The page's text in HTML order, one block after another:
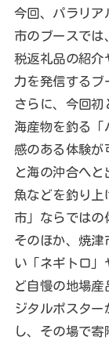
今回、パラリア
市のブースで
税返礼品の紹介
力を発信するブ
さらに、今回
海産物を釣る「
感のある体験が
と海の沖合へ
魚などを釣り上
市」ならではの
そのほか、焼津
い「ネギトロ
ど自慢の地場産
ジタルポスタ
し、その場で寄